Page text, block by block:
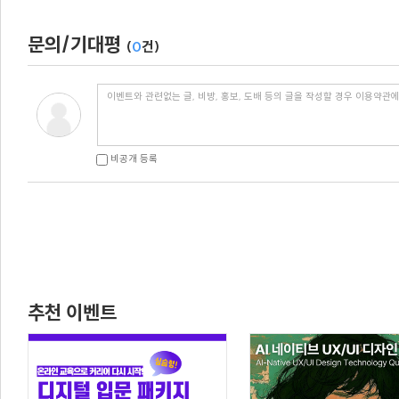
문의/기대평 (0건)
비공개 등록
추천 이벤트